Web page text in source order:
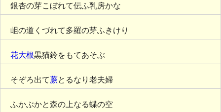
銀杏の芽こぼれて伝ふ乳房かな
岨の道くづれて多羅の芽ふきけり
花大根黒猫鈴をもてあそぶ
そぞろ出て蕨とるなり老夫婦
ふかぶかと森の上なる蝶の空